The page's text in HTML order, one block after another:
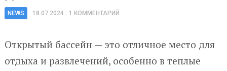
NEWS 18.07.2024 1 КОММЕНТАРИЙ
Открытый бассейн — это отличное место для
отдыха и развлечений, особенно в теплые